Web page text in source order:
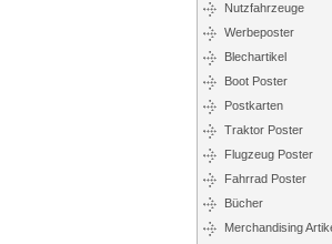
Nutzfahrzeuge
Werbeposter
Blechartikel
Boot Poster
Postkarten
Traktor Poster
Flugzeug Poster
Fahrrad Poster
Bücher
Merchandising